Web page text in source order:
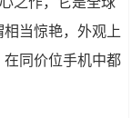
当惊艳，外观上
同价位手机中都